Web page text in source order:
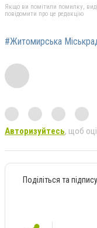
Якщо ви помітили помилку,
повідомити про це редакцію
#Житомирська
Авторизуйтесь, щоб
Поділіться та